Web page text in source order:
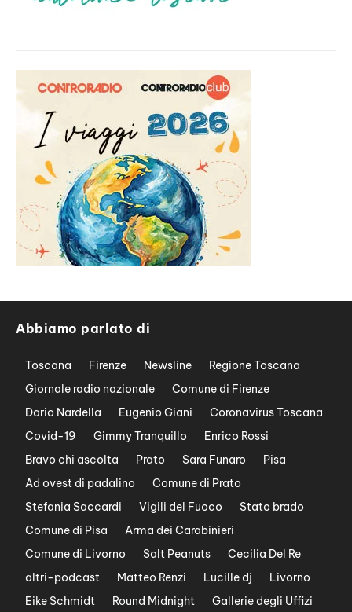
Abbiamo parlato di
Toscana Firenze Newsline
Regione Toscana
Giornale radio nazionale
Comune di Firenze
Dario Nardella
Eugenio Giani
Coronavirus Toscana
Covid-19
Gimmy Tranquillo
Enrico Rossi
Bravo chi ascolta
Prato Sara Funaro
Pisa
Ad ovest di padalino
Comune di Prato
Stefania Saccardi
Vigili del Fuoco
Stato brado
Comune di Pisa
Arma dei Carabinieri
Comune di Livorno
Salt Peanuts
Cecilia Del Re
altri-podcast
Matteo Renzi Lucille dj
Livorno
Eike Schmidt
Round Midnight
Gallerie degli Uffizi